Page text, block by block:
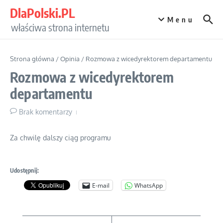
DlaPolski.PL
właściwa strona internetu
Menu
Strona główna /Opinia / Rozmowa z wicedyrektorem departamentu
Rozmowa z wicedyrektorem
departamentu
Brak komentarzy
Za chwilę dalszy ciąg programu
Udostępnij:
E-mail WhatsApp